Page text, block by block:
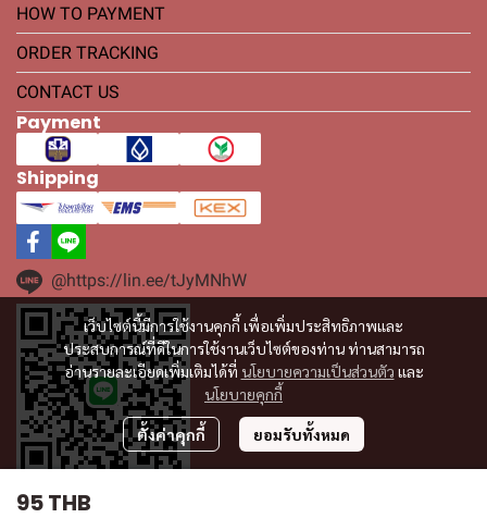
95 THB
เว็บไซต์นี้มีการใช้งานคุกกี้ เพื่อเพิ่มประสิทธิภาพและ
ประสบการณ์ที่ดีในการใช้งานเว็บไซต์ของท่าน ท่านสามารถ
อ่านรายละเอียดเพิ่มเติมได้ที่ นโยบายความเป็นส่วนตัว และ
นโยบายคุกกี้
ตั้งค่าคุกกี้ ยอมรับทั้งหมด
HOW TO PAYMENT
ORDER TRACKING
CONTACT US
Payment
Shipping
@https://lin.ee/tJyMNhW